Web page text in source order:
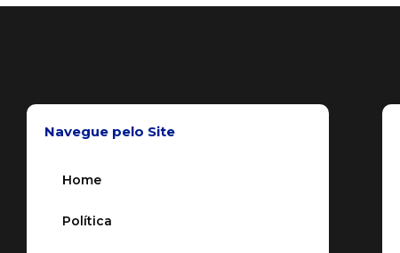
Navegue pelo Site
Home
Política